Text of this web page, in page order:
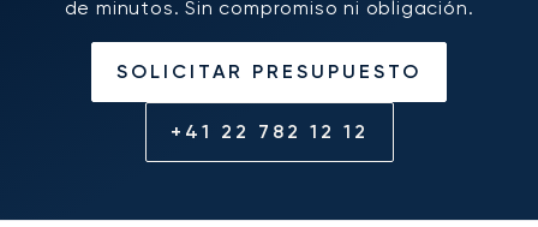
de minutos. Sin compromiso ni obligación.
SOLICITAR PRESUPUESTO
+41 22 782 12 12